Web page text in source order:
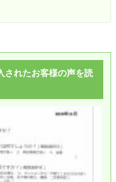
されたお客様の声を読